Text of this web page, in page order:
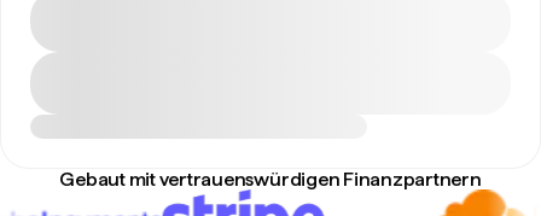
Gebaut mit vertrauenswürdigen Finanzpartnern